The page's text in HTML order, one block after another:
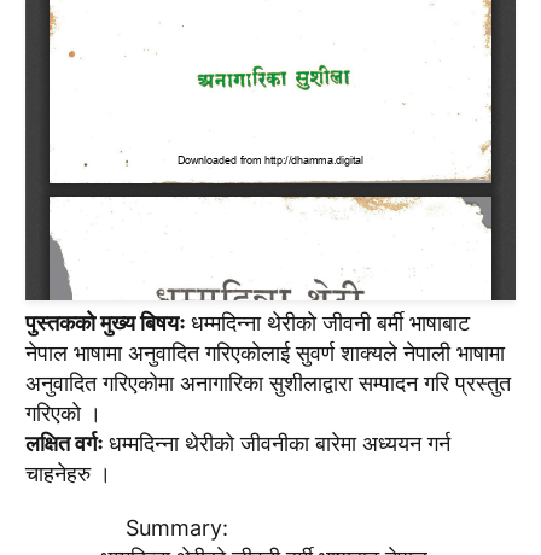
पुस्तककाे मुख्य बिषयःधम्मदिन्ना थेरीकाे जीवनी बर्मी भाषाबाट
नेपाल भाषामा अनुवादित गरिएकाेलाई सुवर्ण शाक्यले नेपाली भाषामा
अनुवादित गरिएकाेमा अनागारिका सुशीलाद्वारा सम्पादन गरि प्रस्तुत
गरिएकाे ।
लक्षित वर्गःधम्मदिन्ना थेरीकाे जीवनीका बारेमा अध्ययन गर्न
चाहनेहरु ।
Summary: